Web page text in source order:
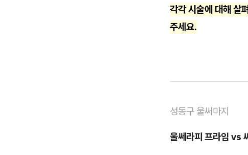
각각 시술에 대해 살
주세요.
성동구 울써마지
울쎄라피 프라임 vs